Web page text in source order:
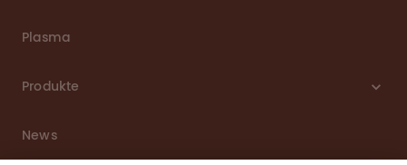
Plasma
Produkte
News